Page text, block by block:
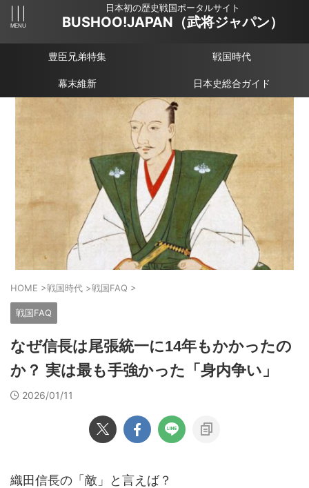
日本初の歴史戦国ポータルサイト
BUSHOO!JAPAN（武将ジャパン）
豊臣兄弟特集 戦国時代
幕末維新 日本史総合ガイド
HOME >戦国時代 >戦国FAQ >
戦国FAQ
なぜ信長は尾張統一に14年もかかったの
か？ 実は最も手強かった「身内争い」
2026/01/11
織田信長の「敵」と言えば？